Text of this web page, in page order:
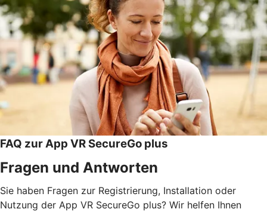
FAQ zur App VR SecureGo plus
Fragen und Antworten
Sie haben Fragen zur Registrierung, Installation oder
Nutzung der App VR SecureGo plus? Wir helfen Ihnen